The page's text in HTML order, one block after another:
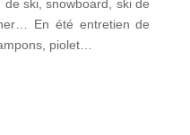
de ski, snowboard, ski de
En été entretien de
piolet…